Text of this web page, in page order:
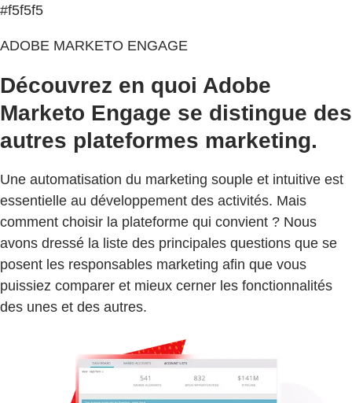
#f5f5f5
ADOBE MARKETO ENGAGE
Découvrez en quoi Adobe
Marketo Engage se distingue des
autres plateformes marketing.
Une automatisation du marketing souple et intuitive est
essentielle au développement des activités. Mais
comment choisir la plateforme qui convient ? Nous
avons dressé la liste des principales questions que se
posent les responsables marketing afin que vous
puissiez comparer et mieux cerner les fonctionnalités
des unes et des autres.